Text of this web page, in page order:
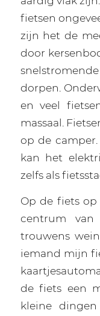
fietsen
zijn het de
door
dorpen.
en veel
massaal.
op de
kan het
zelfs als
Op de fiets
centrum
trouwens
iemand mijn
de fiets een
kleine